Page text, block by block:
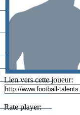
Lien vers cette joueur:
Rate player: